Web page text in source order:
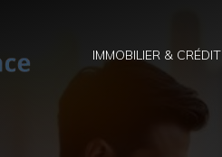
IMMOBILIER & CRÉDIT